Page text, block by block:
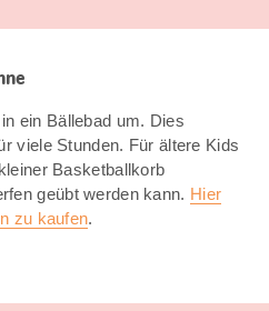
ein Bällebad um. Dies
viele Stunden. Für ältere Kids
Basketballkorb
geübt werden kann. Hier
zu kaufen.